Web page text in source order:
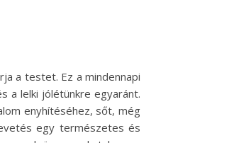
a testet. Ez a mindennapi
a lelki jólétünkre egyaránt.
enyhítéséhez, sőt, még
egy természetes és